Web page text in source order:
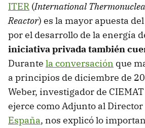
ITER (International
Reactor) es la mayor apuesta
por el desarrollo de la energía
iniciativa privada también
Durante la conversación que
a principios de diciembre de
Weber, investigador de
ejerce como Adjunto al Director
España, nos explicó lo